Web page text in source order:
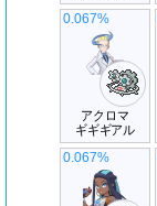
アクロマ
ギギギアル
0.067%
0.067%